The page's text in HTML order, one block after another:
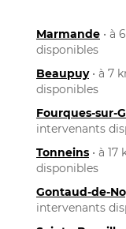
Marmande • à
disponibles
Beaupuy• à 7
disponibles
Fourques-sur-
intervenants
Tonneins • à
disponibles
Gontaud-de-
intervenants